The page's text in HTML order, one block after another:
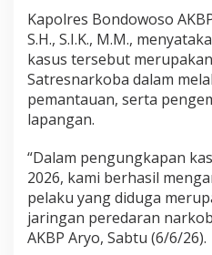
n
P
i
l
K
o
d
a
n
P
Kapolres Bondowoso
S.H., S.I.K., M.M.,
kasus tersebut
Satresnarkoba dalam
pemantauan, serta
lapangan.
“Dalam pengungkapan
2026, kami berhasil
pelaku yang diduga
jaringan peredaran
AKBP Aryo, Sabtu (6/6/26).